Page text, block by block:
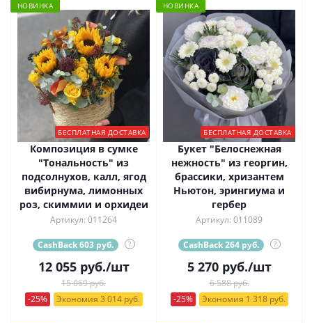
НОВИНКА
БЕСПЛАТНАЯ ДОСТАВКА
Композиция в сумке
"Тональность" из
подсолнухов, калл, ягод
вибирнума, лимонных
роз, скиммии и орхидеи
Артикул: 011264
CashBack 603 руб. ?
12 055руб./шт
15 069 руб.
-25%
Экономия 3 014 руб.
НОВИНКА
БЕСПЛАТНАЯ ДОСТАВКА
Букет "Белоснежная
нежность" из георгин,
брассики, хризантем
Ньютон, эрингиума и
гербер
Артикул: 011089
CashBack 264 руб. ?
5 270руб./шт
6 588 руб.
-25%
Экономия 1 318 руб.